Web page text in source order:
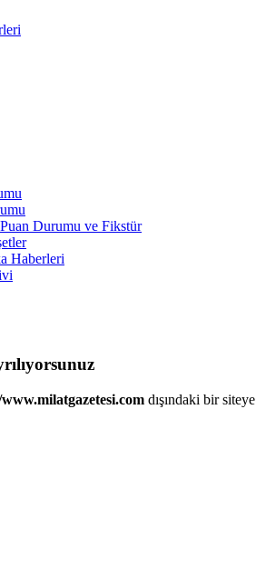
Durumu ve Fikstür
Haberleri
dışındaki bir siteye